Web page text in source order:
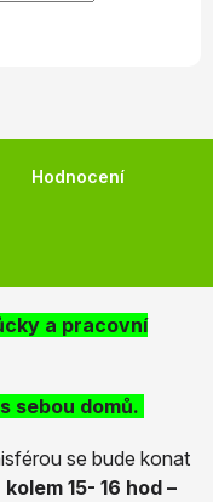
Hodnocení
a pracovní
sebou domů.
se bude konat
15- 16 hod –